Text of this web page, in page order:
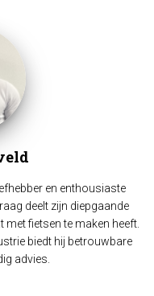
en enthousiaste
deelt zijn diepgaande
fietsen te maken heeft.
biedt hij betrouwbare
advies.